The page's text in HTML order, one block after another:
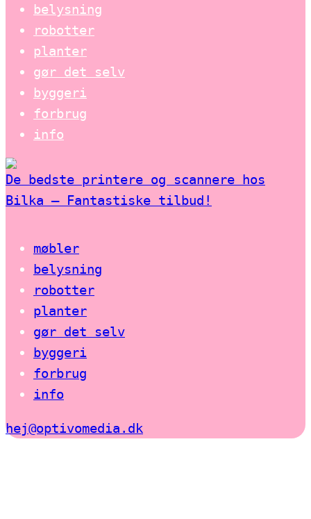
belysning
robotter
planter
gør det selv
byggeri
forbrug
info
De bedste printere og scannere hos
Bilka – Fantastiske tilbud!
møbler
belysning
robotter
planter
gør det selv
byggeri
forbrug
info
hej@optivomedia.dk